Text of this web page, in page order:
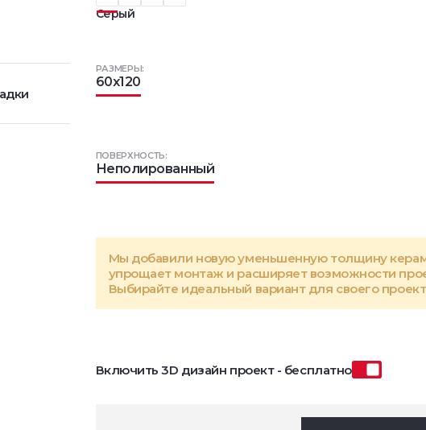
Серый
РАЗМЕРЫ:
60x120
ПОВЕРХНОСТЬ:
Неполированный
Мы добавили новую уменьшенную толщину
упрощает монтаж и расширяет возможности
Выбирайте идеальный вариант для своего
Включить 3D дизайн проект - бесплатно